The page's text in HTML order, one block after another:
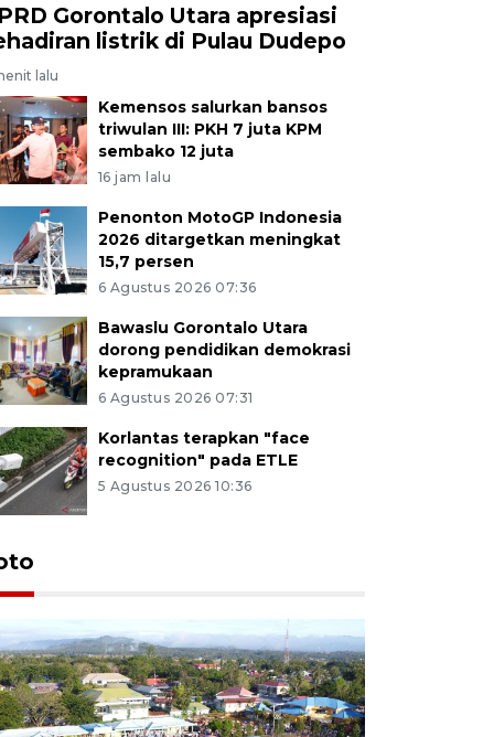
Gorontalo Utara apresiasi
listrik di Pulau Dudepo
lalu
Kemensos salurkan bansos
triwulan III: PKH 7 juta KPM
sembako 12 juta
16 jam lalu
Penonton MotoGP Indonesia
2026 ditargetkan meningkat
15,7 persen
6 Agustus 2026 07:36
Bawaslu Gorontalo Utara
dorong pendidikan demokrasi
kepramukaan
6 Agustus 2026 07:31
Korlantas terapkan "face
recognition" pada ETLE
5 Agustus 2026 10:36